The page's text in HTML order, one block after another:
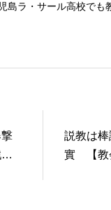
島ラ・サール高校で
を８年間務める。
説教は
實 【教